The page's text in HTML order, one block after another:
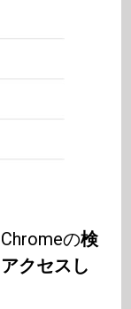
の検
アクセスし